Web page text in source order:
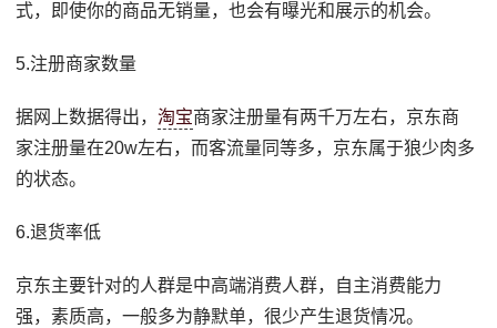
式，即使你的商品无销量，也会有曝光和展示的机会。
5.注册商家数量
据网上数据得出，淘宝商家注册量有两千万左右，京东商
家注册量在20w左右，而客流量同等多，京东属于狼少肉多
的状态。
6.退货率低
京东主要针对的人群是中高端消费人群，自主消费能力
强，素质高，一般多为静默单，很少产生退货情况。